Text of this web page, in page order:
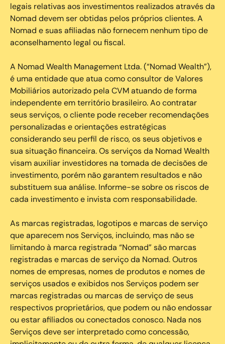
legais relativas aos investimentos realizados através da
Nomad devem ser obtidas pelos próprios clientes. A
Nomad e suas afiliadas não fornecem nenhum tipo de
aconselhamento legal ou fiscal.
A Nomad Wealth Management Ltda. (“Nomad Wealth”),
é uma entidade que atua como consultor de Valores
Mobiliários autorizado pela CVM atuando de forma
independente em território brasileiro. Ao contratar
seus serviços, o cliente pode receber recomendações
personalizadas e orientações estratégicas
considerando seu perfil de risco, os seus objetivos e
sua situação financeira. Os serviços da Nomad Wealth
visam auxiliar investidores na tomada de decisões de
investimento, porém não garantem resultados e não
substituem sua análise. Informe-se sobre os riscos de
cada investimento e invista com responsabilidade.
As marcas registradas, logotipos e marcas de serviço
que aparecem nos Serviços, incluindo, mas não se
limitando à marca registrada “Nomad” são marcas
registradas e marcas de serviço da Nomad. Outros
nomes de empresas, nomes de produtos e nomes de
serviços usados e exibidos nos Serviços podem ser
marcas registradas ou marcas de serviço de seus
respectivos proprietários, que podem ou não endossar
ou estar afiliados ou conectados conosco. Nada nos
Serviços deve ser interpretado como concessão,